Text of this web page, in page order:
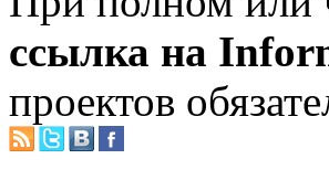
ссылка на
проектов